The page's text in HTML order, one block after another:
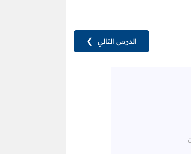
الدرس التالي ❯